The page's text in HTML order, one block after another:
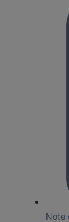
Note